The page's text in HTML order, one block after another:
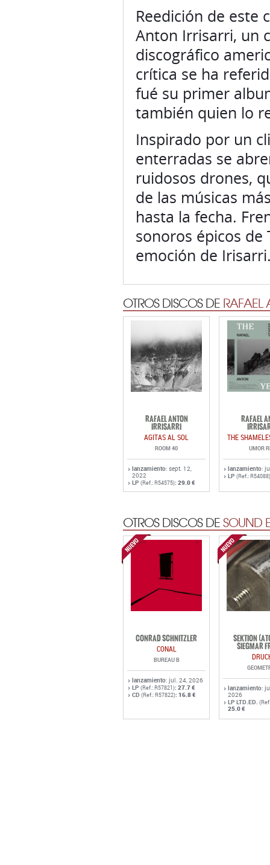
Reedición de este
Anton Irrisarri, un
discográfico
crítica se ha
fué su primer
también quien lo
Inspirado por un
enterradas se
ruidosos drones,
de las músicas
hasta la fecha.
sonoros épicos de
emoción de
OTROS DISCOS DE RAFAEL
RAFAEL ANTON
IRRISARRI
AGITAS AL SOL
ROOM 40
lanzamiento: sept. 12,
2022
LP (Ref.: R54575): 29.0 €
RAFAEL
THE
UMOR
lanzamiento:
LP (Ref.: R54088)
OTROS DISCOS DESOUND
CONRAD SCHNITZLER
CONAL
BUREAU B
lanzamiento: jul. 24, 2026
LP (Ref.: R57821): 27.7 €
CD (Ref.: R57822): 16.8 €
SEKTION
SIEGMAR
lanzamiento:
2026
LP LTD.ED.
25.0 €